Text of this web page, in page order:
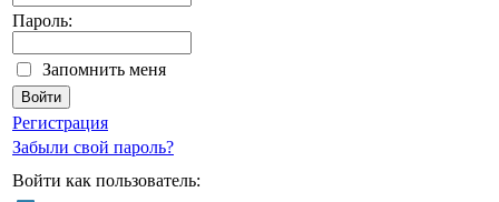
Пароль:
Запомнить меня
Регистрация
Забыли свой пароль?
Войти как пользователь: